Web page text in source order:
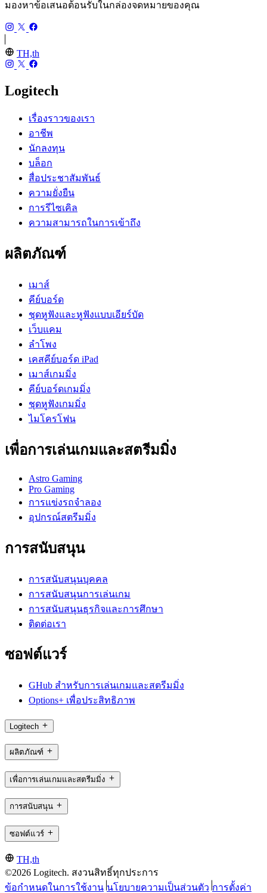
มองหาข้อเสนอต้อนรับในกล่องจดหมายของคุณ
TH,th
Logitech
เรื่องราวของเรา
อาชีพ
นักลงทุน
บล็อก
สื่อประชาสัมพันธ์
ความยั่งยืน
การรีไซเคิล
ความสามารถในการเข้าถึง
ผลิตภัณฑ์
เมาส์
คีย์บอร์ด
ชุดหูฟังและหูฟังแบบเอียร์บัด
เว็บแคม
ลำโพง
เคสคีย์บอร์ด iPad
เมาส์เกมมิ่ง
คีย์บอร์ดเกมมิ่ง
ชุดหูฟังเกมมิ่ง
ไมโครโฟน
เพื่อการเล่นเกมและสตรีมมิ่ง
Astro Gaming
Pro Gaming
การแข่งรถจำลอง
อุปกรณ์สตรีมมิ่ง
การสนับสนุน
การสนับสนุนบุคคล
การสนับสนุนการเล่นเกม
การสนับสนุนธุรกิจและการศึกษา
ติดต่อเรา
ซอฟต์แวร์
GHub สำหรับการเล่นเกมและสตรีมมิ่ง
Options+ เพื่อประสิทธิภาพ
Logitech
ผลิตภัณฑ์
เพื่อการเล่นเกมและสตรีมมิ่ง
การสนับสนุน
ซอฟต์แวร์
TH,th
©2026 Logitech. สงวนสิทธิ์ทุกประการ
ข้อกำหนดในการใช้งาน นโยบายความเป็นส่วนตัว การตั้งค่า